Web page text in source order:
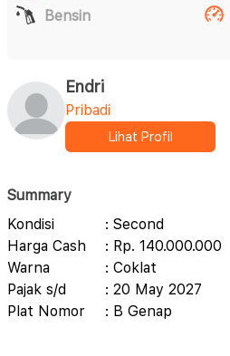
Bensin
Endri
Pribadi
Lihat Profil
Summary
Kondisi
: Second
Harga Cash
: Rp. 140.000.000
Warna
: Coklat
Pajak s/d
: 20 May 2027
Plat Nomor
: B Genap